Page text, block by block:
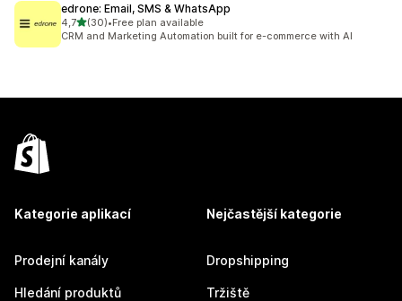
edrone: Email, SMS & WhatsApp
4,7z 5 hvězd
(30)
Celkový počet recenzí: 30
•Free plan available
CRM and Marketing Automation built for e-commerce with AI
Kategorie aplikací
Prodejní kanály
Hledání produktů
Nejčastější kategorie
Dropshipping
Tržiště